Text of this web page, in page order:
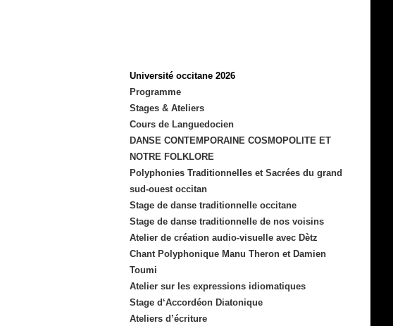
Université occitane 2026
Programme
Stages & Ateliers
Cours de Languedocien
DANSE CONTEMPORAINE COSMOPOLITE ET
NOTRE FOLKLORE
Polyphonies Traditionnelles et Sacrées du grand
sud-ouest occitan
Stage de danse traditionnelle occitane
Stage de danse traditionnelle de nos voisins
Atelier de création audio-visuelle avec Dètz
Chant Polyphonique Manu Theron et Damien
Toumi
Atelier sur les expressions idiomatiques
Stage d‘Accordéon Diatonique
Ateliers d’écriture